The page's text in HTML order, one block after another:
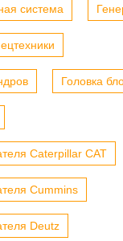
система
Головка
Caterpillar CAT
Cummins
Deutz